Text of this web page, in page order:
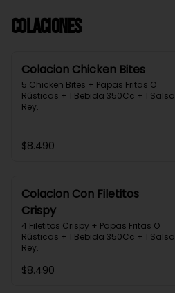
Colaciones
Colacion Chicken Bites
5 Chicken Bites + Papas Fritas O
Rústicas + 1 Bebida 350Cc + 1 Salsa
Rey.
$8.490
Colacion Con Filetitos
Crispy
4 Filetitos Crispy + Papas Fritas O
Rústicas + 1 Bebida 350Cc + 1 Salsa
Rey.
$8.490